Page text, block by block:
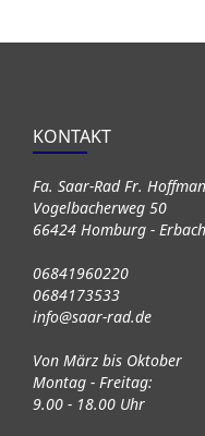
KONTAKT
Fa. Saar-Rad Fr.
Vogelbacherweg 50
66424 Homburg - Erbach
06841960220
0684173533
info@saar-rad.de
Von März bis Oktober
Montag - Freitag:
9.00 - 18.00 Uhr